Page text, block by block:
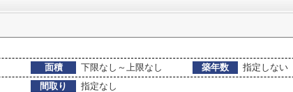
面積 下限なし～上限なし 築年数
指定しない
間取り
指定なし